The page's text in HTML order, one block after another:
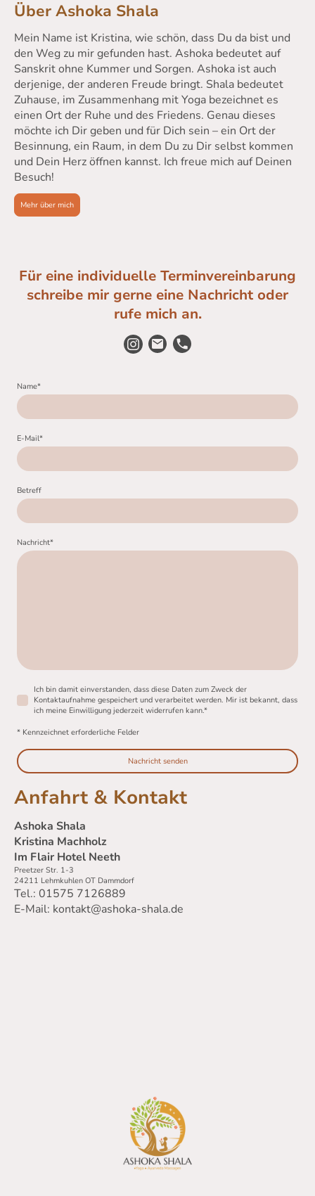
Über Ashoka Shala
Mein Name ist Kristina, wie schön, dass Du da bist und
den Weg zu mir gefunden hast. Ashoka bedeutet auf
Sanskrit ohne Kummer und Sorgen. Ashoka ist auch
derjenige, der anderen Freude bringt. Shala bedeutet
Zuhause, im Zusammenhang mit Yoga bezeichnet es
einen Ort der Ruhe und des Friedens. Genau dieses
möchte ich Dir geben und für Dich sein –ein Ort der
Besinnung, ein Raum, in dem Du zu Dir selbst kommen
und Dein Herz öffnen kannst. Ich freue mich auf Deinen
Besuch!
Mehr über mich
Für eine individuelle Terminvereinbarung
schreibe mir gerne eine Nachricht oder
rufe mich an.
Name*
E-Mail*
Betreff
Nachricht*
Ich bin damit einverstanden, dass diese Daten zum Zweck der
Kontaktaufnahme gespeichert und verarbeitet werden. Mir ist bekannt, dass
ich meine Einwilligung jederzeit widerrufen kann.*
* Kennzeichnet erforderliche Felder
Nachricht senden
Anfahrt & Kontakt
Ashoka Shala
Kristina Machholz
Im Flair Hotel Neeth
Preetzer Str. 1-3
24211 Lehmkuhlen OT Dammdorf
Tel.: 01575 7126889
E-Mail: kontakt@ashoka-shala.de